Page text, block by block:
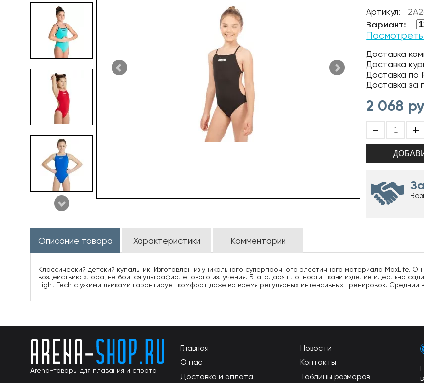
Артикул:
Вариант:
Доставка
Доставка
Доставка по
Доставка за
2 068
- +
Описание товара Характеристики Комментарии
Классический детский купальник. Изготовлен из уникального суперпрочного эластичного материала MaxLife.
воздействию хлора, не боится ультрафиолетового излучения. Благодаря плотности ткани изделие идеально
Light Tech с узкими лямками гарантирует комфорт даже во время регулярных интенсивных тренировок. Средний
Arena-товары для плавания и спорта
Главная
О нас
Доставка и оплата
Новости
Контакты
Таблицы размеров